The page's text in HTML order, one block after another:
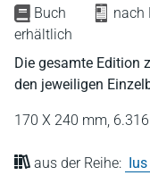
Buch
nach
erhältlich
Die gesamte Edition
den jeweiligen
170 X 240 mm,
aus der Reihe: